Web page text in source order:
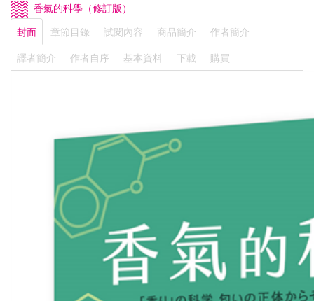
香氣的科學（修訂版）
封面
章節目錄 試閱內容 商品簡介
作者簡介
譯者簡介
作者自序 基本資料 下載 購買